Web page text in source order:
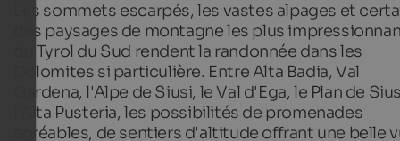
Les sommets escarpés, les vastes alpages et
des paysages de montagne les plus
du Tyrol du Sud rendent la randonnée dans les
Dolomites si particulière. Entre Alta Badia, Val
Gardena, l'Alpe de Siusi, le Val d'Ega, le Plan de
l'Alta Pusteria, les possibilités de promenades
agréables, de sentiers d'altitude offrant une belle